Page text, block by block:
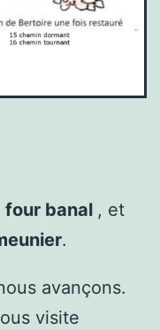
four banal , et
.
avançons.
visite